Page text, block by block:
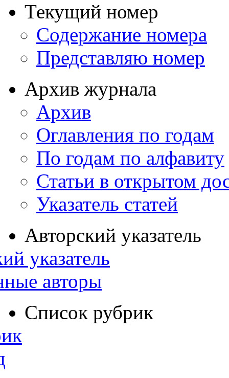
Текущий номер
Содержание номера
Представляю номер
Архив журнала
Архив
Оглавления по годам
По годам по алфавиту
Статьи в открытом
Указатель статей
Авторский указатель
указатель
авторы
Список рубрик